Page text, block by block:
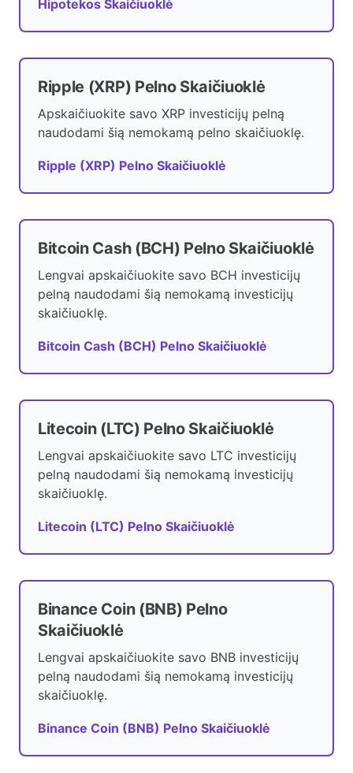
Hipotekos Skaičiuoklė
Ripple (XRP) Pelno Skaičiuoklė
Apskaičiuokite savo XRP investicijų pelną
naudodami šią nemokamą pelno skaičiuoklę.
Ripple (XRP) Pelno Skaičiuoklė
Bitcoin Cash (BCH) Pelno Skaičiuoklė
Lengvai apskaičiuokite savo BCH investicijų
pelną naudodami šią nemokamą investicijų
skaičiuoklę.
Bitcoin Cash (BCH) Pelno Skaičiuoklė
Litecoin (LTC) Pelno Skaičiuoklė
Lengvai apskaičiuokite savo LTC investicijų
pelną naudodami šią nemokamą investicijų
skaičiuoklę.
Litecoin (LTC) Pelno Skaičiuoklė
Binance Coin (BNB) Pelno
Skaičiuoklė
Lengvai apskaičiuokite savo BNB investicijų
pelną naudodami šią nemokamą investicijų
skaičiuoklę.
Binance Coin (BNB) Pelno Skaičiuoklė